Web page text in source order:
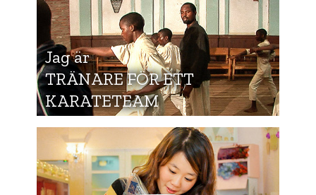
Jag är
TRÄNARE FÖR ETT
KARATETEAM